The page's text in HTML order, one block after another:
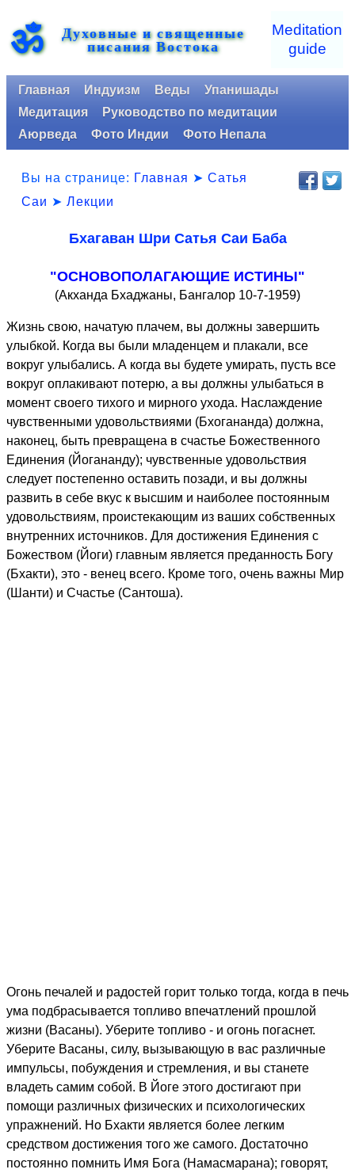
ॐ Духовные и священные
писания Востока
Meditation
guide
Главная Индуизм Веды
Упанишады
Медитация
Руководство по медитации
Аюрведа
Фото Индии Фото Непала
Вы на странице: Главная ➤ Сатья
Саи ➤ Лекции
Бхагаван Шри Сатья Саи Баба
"ОСНОВОПОЛАГАЮЩИЕ ИСТИНЫ"
(Акханда Бхаджаны, Бангалор 10-7-1959)
Жизнь свою, начатую плачем, вы должны завершить
улыбкой. Когда вы были младенцем и плакали, все
вокруг улыбались. А когда вы будете умирать, пусть все
вокруг оплакивают потерю, а вы должны улыбаться в
момент своего тихого и мирного ухода. Наслаждение
чувственными удовольствиями (Бхогананда) должна,
наконец, быть превращена в счастье Божественного
Единения (Йогананду); чувственные удовольствия
следует постепенно оставить позади, и вы должны
развить в себе вкус к высшим и наиболее постоянным
удовольствиям, проистекающим из ваших собственных
внутренних источников. Для достижения Единения с
Божеством (Йоги) главным является преданность Богу
(Бхакти), это - венец всего. Кроме того, очень важны Мир
(Шанти) и Счастье (Сантоша).
Огонь печалей и радостей горит только тогда, когда в печь
ума подбрасывается топливо впечатлений прошлой
жизни (Васаны). Уберите топливо - и огонь погаснет.
Уберите Васаны, силу, вызывающую в вас различные
импульсы, побуждения и стремления, и вы станете
владеть самим собой. В Йоге этого достигают при
помощи различных физических и психологических
упражнений. Но Бхакти является более легким
средством достижения того же самого. Достаточно
постоянно помнить Имя Бога (Намасмарана); говорят,